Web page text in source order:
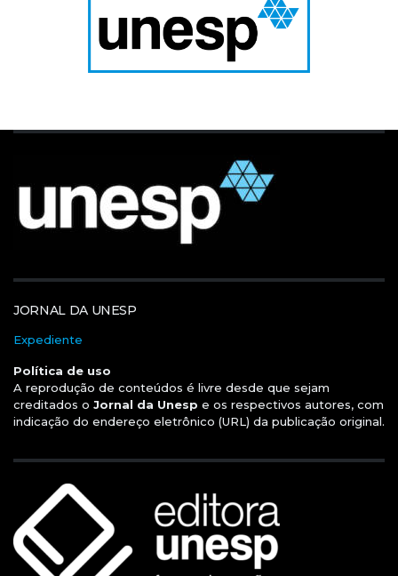
JORNAL DA UNESP
Expediente
Política de uso
A reprodução de conteúdos é livre desde que sejam
creditados o Jornal da Unesp e os respectivos autores, com
indicação do endereço eletrônico (URL) da publicação original.